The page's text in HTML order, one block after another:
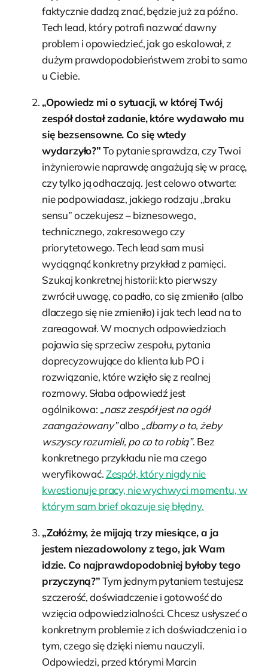
faktycznie dadzą znać, będzie już za późno.
Tech lead, który potrafi nazwać dawny
problem i opowiedzieć, jak go eskalował, z
dużym prawdopodobieństwem zrobi to samo
u Ciebie.
„Opowiedz mi o sytuacji, w której Twój
zespół dostał zadanie, które wydawało mu
się bezsensowne. Co się wtedy
wydarzyło?”To pytanie sprawdza, czy Twoi
inżynierowie naprawdę angażują się w pracę,
czy tylko ją odhaczają. Jest celowo otwarte:
nie podpowiadasz, jakiego rodzaju „braku
sensu” oczekujesz – biznesowego,
technicznego, zakresowego czy
priorytetowego. Tech lead sam musi
wyciągnąć konkretny przykład z pamięci.
Szukaj konkretnej historii: kto pierwszy
zwrócił uwagę, co padło, co się zmieniło (albo
dlaczego się nie zmieniło) i jak tech lead na to
zareagował. W mocnych odpowiedziach
pojawia się sprzeciw zespołu, pytania
doprecyzowujące do klienta lub PO i
rozwiązanie, które wzięło się z realnej
rozmowy. Słaba odpowiedź jest
ogólnikowa: „nasz zespół jest na ogół
zaangażowany”albo „dbamy o to, żeby
wszyscy rozumieli, po co to robią”. Bez
konkretnego przykładu nie ma czego
weryfikować.Zespół, który nigdy nie
kwestionuje pracy, nie wychwyci momentu, w
którym sam brief okazuje się błędny.
„Załóżmy, że mijają trzy miesiące, a ja
jestem niezadowolony z tego, jak Wam
idzie. Co najprawdopodobniej byłoby tego
przyczyną?”Tym jednym pytaniem testujesz
szczerość, doświadczenie i gotowość do
wzięcia odpowiedzialności. Chcesz usłyszeć o
konkretnym problemie z ich doświadczenia i o
tym, czego się dzięki niemu nauczyli.
Odpowiedzi, przed którymi Marcin